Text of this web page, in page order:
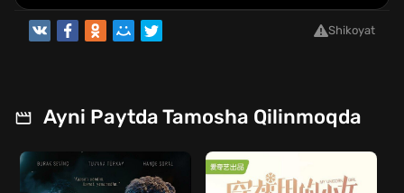
Shikoyat
Ayni Paytda Tamosha Qilinmoqda